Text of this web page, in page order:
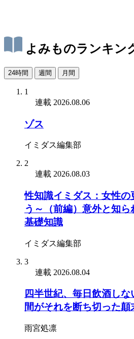
よみものランキン
24時間 週間 月間
1
連載 2026.08.06
ゾス
イミダス編集部
2
連載 2026.08.03
性知識イミダス：女性の
う～（前編）意外と知
基礎知識
イミダス編集部
3
連載 2026.08.04
四半世紀、毎日飲酒し
間がそれを断ち切った顛
雨宮処凛